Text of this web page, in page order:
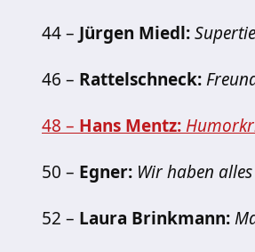
44 – Jürgen Miedl:
46 – Rattelschneck:
48 – Hans Mentz:
50 – Egner: Wir haben alles
52 – Laura Brinkmann: